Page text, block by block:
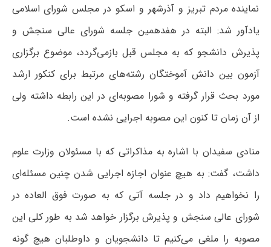
نماینده مردم تبریز و آذرشهر و اسکو در مجلس شورای اسلامی
یادآور شد: البته در هفدهمین جلسه شورای عالی سنجش و
پذیرش دانشجو که به مجلس قبل بازمی‌گردد، موضوع برگزاری
آزمون بین دانش آموختگان رشته‌های مرتبط برای کنکور ارشد
مورد بحث قرار گرفته و شورا مصوبه‌ای در این رابطه داشته ولی
از آن زمان تا کنون این مصوبه اجرایی نشده است.
منادی سفیدان با اشاره به مذاکراتی که با مسئولان وزارت علوم
داشت، گفت: به هیچ عنوان اجازه اجرایی شدن چنین مسئله‌ای
را نخواهیم داد و در جلسه آتی که به صورت فوق العاده در
شورای عالی سنجش و پذیرش برگزار خواهد شد به طور کلی این
مصوبه را ملغی می‌کنیم تا دانشجویان و داوطلبان هیچ گونه